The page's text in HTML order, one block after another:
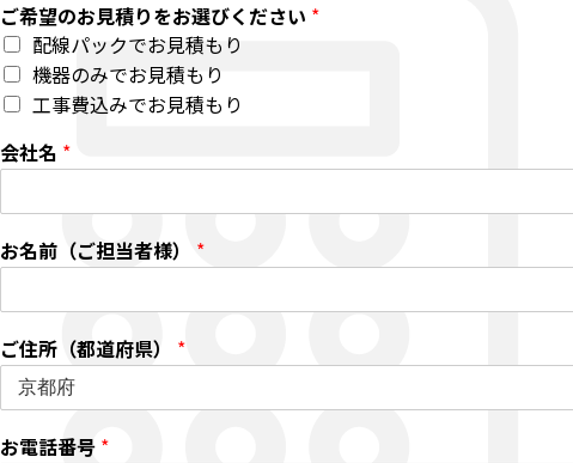
ご希望のお見積りをお選びください *
配線パックでお見積もり
機器のみでお見積もり
工事費込みでお見積もり
会社名 *
お名前（ご担当者様） *
ご住所（都道府県） *
お電話番号 *